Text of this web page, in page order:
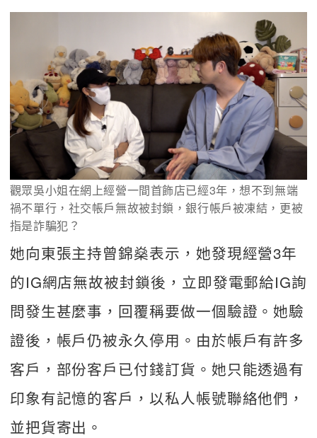
觀眾吳小姐在網上經營一間首飾店已經3年，想不到無端
禍不單行，社交帳戶無故被封鎖，銀行帳戶被凍結，更被
指是詐騙犯？
她向東張主持曾錦燊表示，她發現經營3年
的IG網店無故被封鎖後，立即發電郵給IG詢
問發生甚麼事，回覆稱要做一個驗證。她驗
證後，帳戶仍被永久停用。由於帳戶有許多
客戶，部份客戶已付錢訂貨。她只能透過有
印象有記憶的客戶，以私人帳號聯絡他們，
並把貨寄出。